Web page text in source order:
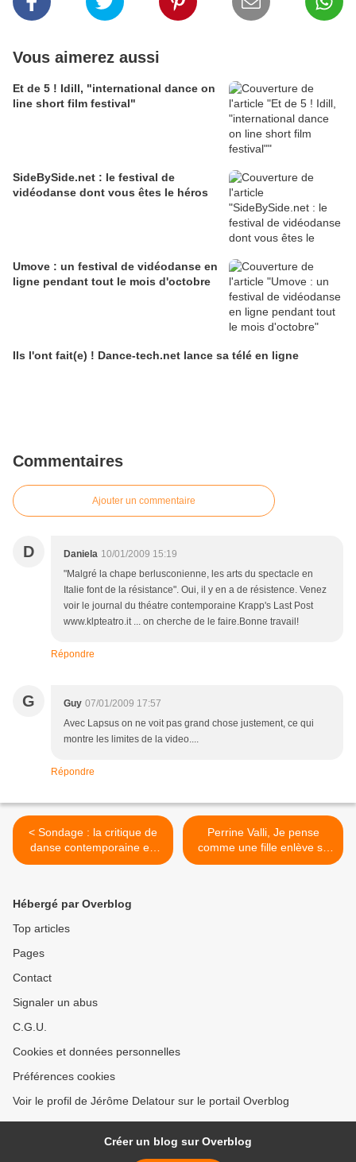
Vous aimerez aussi
Et de 5 ! Idill, "international dance on
line short film festival"
SideBySide.net : le festival de
vidéodanse dont vous êtes le héros
Umove : un festival de vidéodanse en
ligne pendant tout le mois d'octobre
Ils l'ont fait(e) ! Dance-tech.net lance sa télé en ligne
Commentaires
Ajouter un commentaire
D Daniela 10/01/2009 15:19
"Malgré la chape berlusconienne, les arts du spectacle en
Italie font de la résistance". Oui, il y en a de résistence. Venez
voir le journal du théatre contemporaine Krapp's Last Post
www.klpteatro.it ... on cherche de le faire.Bonne travail!
Répondre
G Guy 07/01/2009 17:57
Avec Lapsus on ne voit pas grand chose justement, ce qui
montre les limites de la video....
Répondre
< Sondage : la critique de
danse contemporaine en
France
Perrine Valli, Je pense
comme une fille enlève sa
robe : prometteur >
Hébergé par Overblog
Top articles
Pages
Contact
Signaler un abus
C.G.U.
Cookies et données personnelles
Préférences cookies
Voir le profil de Jérôme Delatour sur le portail Overblog
Créer un blog sur Overblog